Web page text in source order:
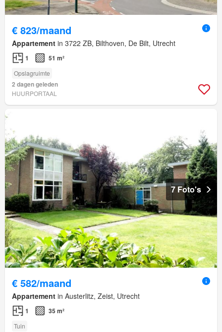
€ 823/maand
Appartement in 3722 ZB, Bilthoven, De Bilt, Utrecht
1 51 m²
Opslagruimte
2 dagen geleden
HUURPORTAAL
7 Foto's
€ 582/maand
Appartement in Austerlitz, Zeist, Utrecht
1 35 m²
Tuin